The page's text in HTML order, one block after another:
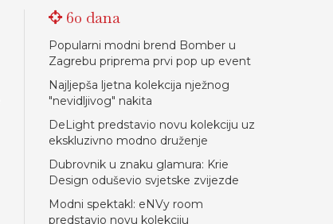
60 dana
Popularni modni brend Bomber u
Zagrebu priprema prvi pop up event
Najljepša ljetna kolekcija nježnog
"nevidljivog" nakita
DeLight predstavio novu kolekciju uz
ekskluzivno modno druženje
Dubrovnik u znaku glamura: Krie
Design oduševio svjetske zvijezde
Modni spektakl: eNVy room
predstavio novu kolekciju